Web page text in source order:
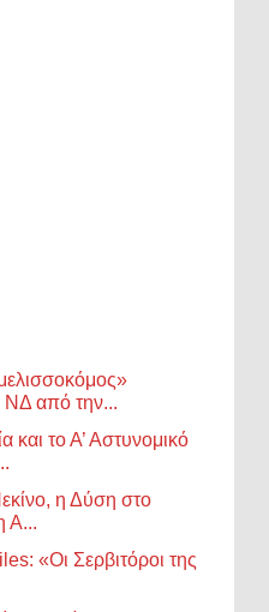
ΝΔ από την...
και το Α’ Αστυνομικό
η Δύση στο
Α...
«Οι Σερβιτόροι της